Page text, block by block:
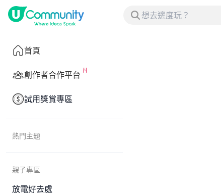
首頁
創作者合作平台
試用獎賞專區
熱門主題
親子專區
放電好去處